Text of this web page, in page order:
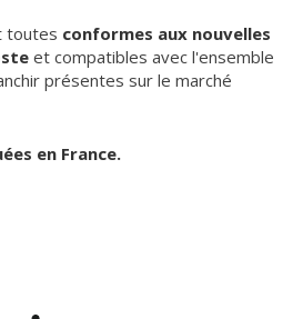
toutes conformes aux nouvelles
et compatibles avec l'ensemble
présentes sur le marché
en France.